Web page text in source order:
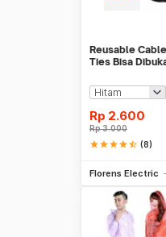
Reusable
Ties Bisa
Rp 2.600
Rp3.000
starstarstarstarstar_half (8)
Florens Electric